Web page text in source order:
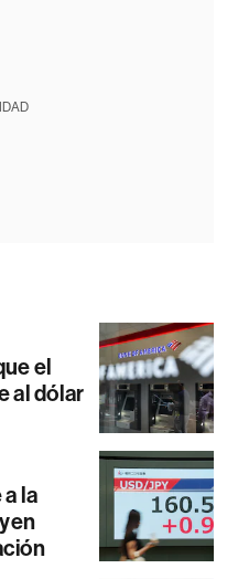
el
al dólar
la